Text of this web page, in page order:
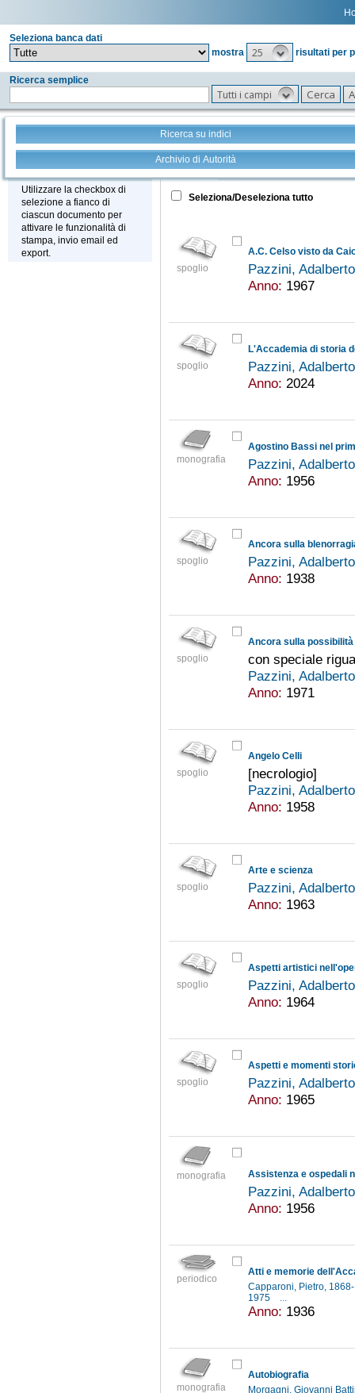
Seleziona banca dati
mostra
25 risultati per
Ricerca semplice
Tutti i campi
Ricerca su indici
Archivio di Autorità
Stampa - Email - Export
Utilizzare la checkbox di
selezione a fianco di
ciascun documento per
attivare le funzionalità di
stampa, invio email ed
export.
Tutto +
Seleziona/Deseleziona tutto
spoglio
Pazzini,
Anno: 1967
spoglio
L'Accademia di storia
Pazzini,
Anno: 2024
monografia
Agostino Bassi nel
Pazzini,
Anno: 1956
spoglio
Ancora sulla
Pazzini,
Anno: 1938
spoglio
Ancora sulla
con speciale
Pazzini,
Anno: 1971
spoglio
Angelo Celli
[necrologio]
Pazzini,
Anno: 1958
spoglio
Arte e scienza
Pazzini,
Anno: 1963
spoglio
Aspetti artistici
Pazzini,
Anno: 1964
spoglio
Aspetti e momenti
Pazzini,
Anno: 1965
monografia Assistenza e ospedali
Pazzini,
Anno: 1956
periodico
Atti e memorie
Capparoni, Pietro,
1975
...
Anno: 1936
monografia
Autobiografia
Morgagni, Giovanni